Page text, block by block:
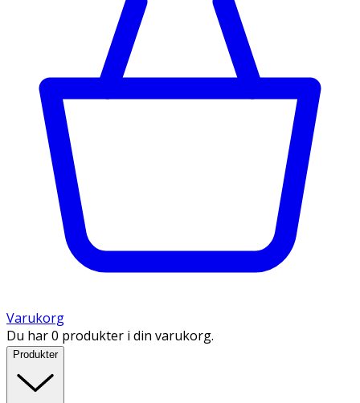
Varukorg
Du har 0 produkter i din varukorg.
Produkter